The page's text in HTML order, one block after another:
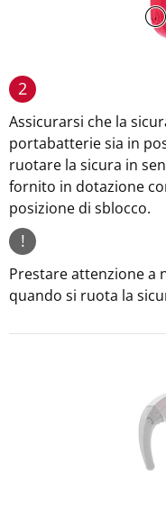
2
Assicurarsi che la
portabatterie sia in
ruotare la sicura in
fornito in dotazione
posizione di sblocco.
!
Prestare attenzione a
quando si ruota la